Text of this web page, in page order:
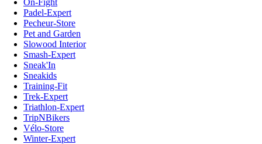
Padel-Expert
Pecheur-Store
Pet and Garden
Slowood Interior
Smash-Expert
Sneak'In
Sneakids
Training-Fit
Trek-Expert
Triathlon-Expert
TripNBikers
Vélo-Store
Winter-Expert